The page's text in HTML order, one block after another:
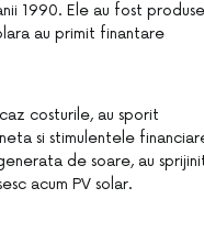
1990. Ele au fost
au primit finantare
costurile, au sporit
si stimulentele
de soare, au
acum PV solar.